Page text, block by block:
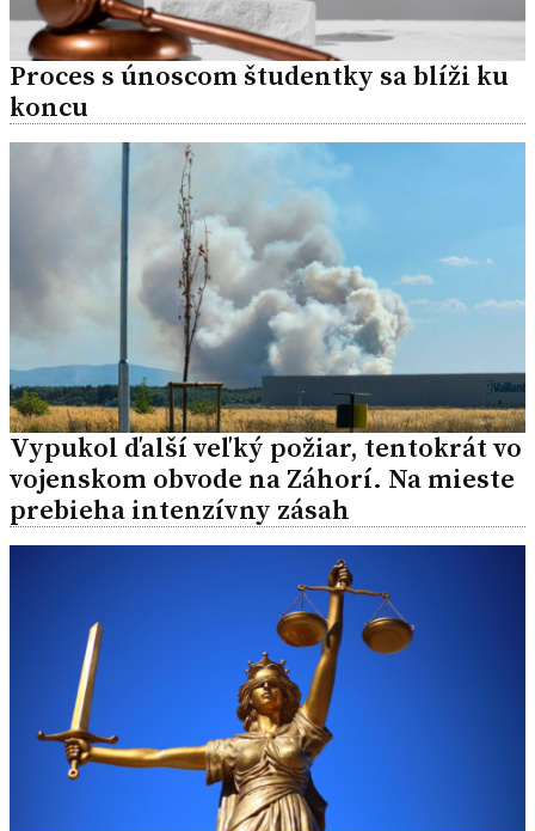
Proces s únoscom študentky sa blíži ku
koncu
Vypukol ďalší veľký požiar, tentokrát vo
vojenskom obvode na Záhorí. Na mieste
prebieha intenzívny zásah